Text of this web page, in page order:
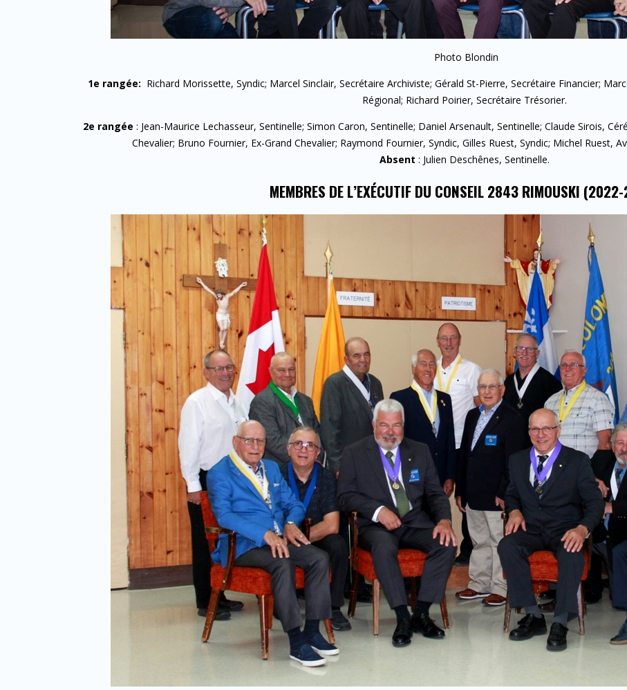
Photo Blondin
1e rangée: Richard Morissette, Syndic; Marcel Sinclair, Secrétaire Archiviste; Gérald St-Pierre, Secrétaire Financier;
Régional; Richard Poirier, Secrétaire Trésorier.
2e rangée : Jean-Maurice Lechasseur, Sentinelle; Simon Caron, Sentinelle; Daniel Arsenault, Sentinelle; Claude Sirois,
Chevalier; Bruno Fournier, Ex-Grand Chevalier; Raymond Fournier, Syndic, Gilles Ruest, Syndic; Michel Ruest,
Absent : Julien Deschênes, Sentinelle.
MEMBRES DE L’EXÉCUTIF DU CONSEIL 2843 RIMOUSKI